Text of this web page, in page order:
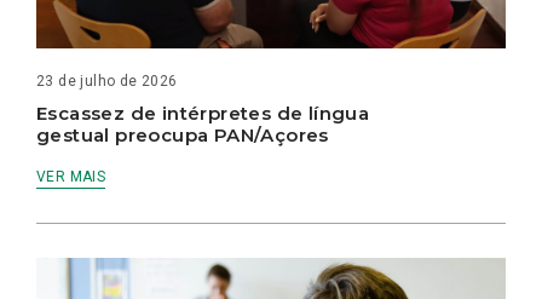
23 de julho de 2026
Escassez de intérpretes de língua
gestual preocupa PAN/Açores
VER MAIS